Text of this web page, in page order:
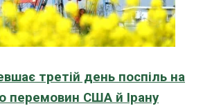
третій день поспіль на
перемовин США й Ірану